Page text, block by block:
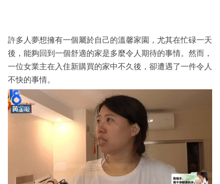
許多人夢想擁有一個屬於自己的溫馨家園，尤其在忙碌一天
後，能夠回到一個舒適的家是多麼令人期待的事情。然而，
一位女業主在入住新購買的家中不久後，卻遭遇了一件令人
不快的事情。